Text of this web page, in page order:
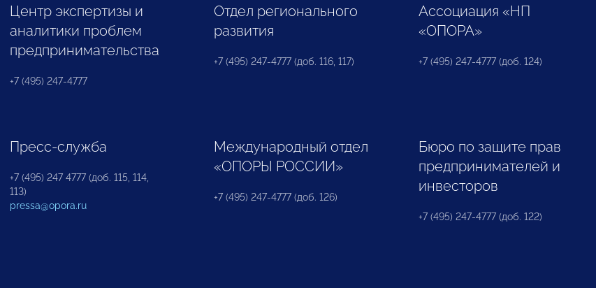
Центр экспертизы и
аналитики проблем
предпринимательства
+7 (495) 247-4777
Отдел регионального
развития
+7 (495) 247-4777 (доб. 116, 117)
Ассоциация «НП
«ОПОРА»
+7 (495) 247-4777 (доб. 124)
Пресс-служба
+7 (495) 247 4777 (доб. 115, 114,
113)
pressa@opora.ru
Международный отдел
«ОПОРЫ РОССИИ»
+7 (495) 247-4777 (доб. 126)
Бюро по защите прав
предпринимателей и
инвесторов
+7 (495) 247-4777 (доб. 122)